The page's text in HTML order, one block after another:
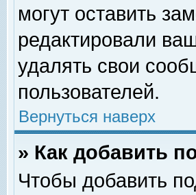
могут оставить
редактировали
удалять свои
пользователей.
Вернуться наверх
» Как добавить
Чтобы добавить